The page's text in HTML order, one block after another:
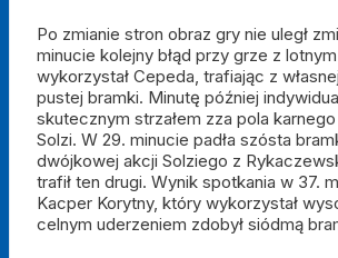
Po zmianie stron obraz gry nie uległ
minucie kolejny błąd przy grze z
wykorzystał Cepeda, trafiając z
pustej bramki. Minutę później
skutecznym strzałem zza pola
Solzi. W 29. minucie padła szósta
dwójkowej akcji Solziego z
trafił ten drugi. Wynik spotkania w 37.
Kacper Korytny, który wykorzystał
celnym uderzeniem zdobył siódmą